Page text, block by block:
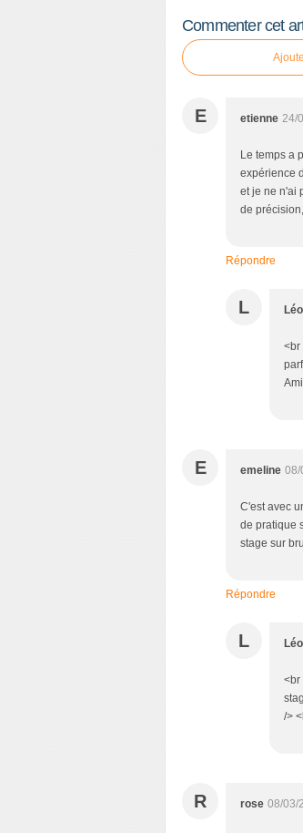
Commenter cet
E etienne 24/
Le temps a
expérience
et je ne n'ai
de
Répondre
L
<br
E emeline 08/
C'est avec
de pratique
stage sur
Répondre
L
<br
/>
R rose 08/03/